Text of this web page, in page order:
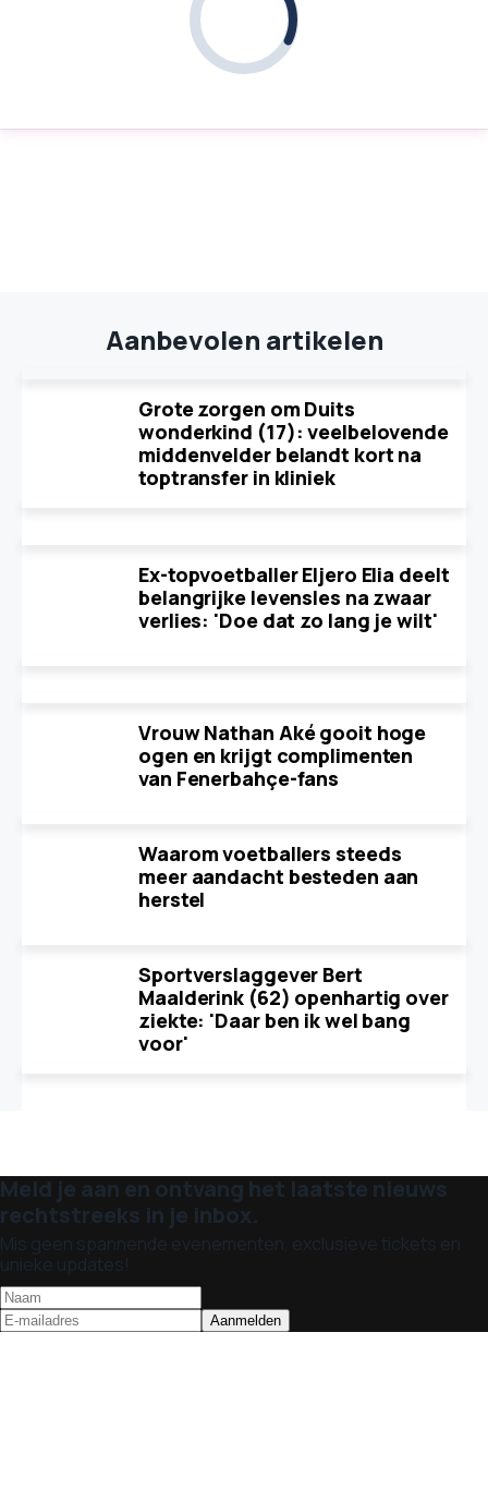
Aanbevolen artikelen
Grote zorgen om Duits
wonderkind (17): veelbelovende
middenvelder belandt kort na
toptransfer in kliniek
Ex-topvoetballer Eljero Elia deelt
belangrijke levensles na zwaar
verlies: 'Doe dat zo lang je wilt'
Vrouw Nathan Aké gooit hoge
ogen en krijgt complimenten
van Fenerbahçe-fans
Waarom voetballers steeds
meer aandacht besteden aan
herstel
Sportverslaggever Bert
Maalderink (62) openhartig over
ziekte: 'Daar ben ik wel bang
voor'
Meld je aan en ontvang het laatste nieuws
rechtstreeks in je inbox.
Mis geen spannende evenementen, exclusieve tickets en
unieke updates!